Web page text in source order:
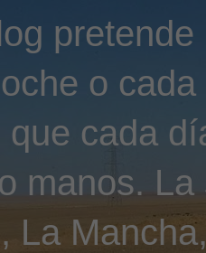
o
que cada
manos.
La